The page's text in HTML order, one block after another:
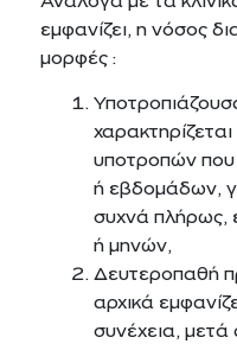
εμφανίζει, η νόσος
μορφές :
υποτροπών που
ή εβδομάδων,
συχνά πλήρως,
ή μηνών,
Δευτεροπαθή
αρχικά
συνέχεια,